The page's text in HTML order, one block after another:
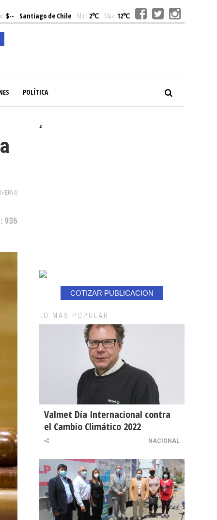
$-- Santiago de Chile Min: 2℃ Max: 12℃
POLÍTICA
936
#
COTIZAR PUBLICACION
LO MAS POPULAR
Valmet Día Internacional contra
el Cambio Climático 2022
NACIONAL